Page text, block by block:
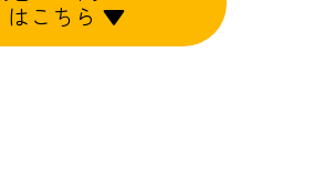
はこちら ▼